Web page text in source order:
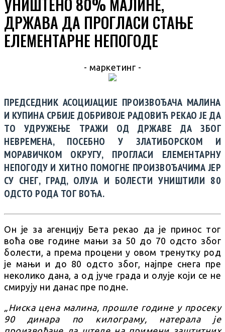
ДРЖАВА ДА ПРОГЛАСИ СТАЊЕ
ЕЛЕМЕНТАРНЕ НЕПОГОДЕ
- маркетинг -
ПРЕДСЕДНИК АСОЦИЈАЦИЈЕ ПРОИЗВОЂАЧА МАЛИНА
И КУПИНА СРБИЈЕ ДОБРИВОЈЕ РАДОВИЋ РЕКАО ЈЕ ДА
ТО УДРУЖЕЊЕ ТРАЖИ ОД ДРЖАВЕ ДА ЗБОГ
НЕВРЕМЕНА, ПОСЕБНО У ЗЛАТИБОРСКОМ И
МОРАВИЧКОМ ОКРУГУ, ПРОГЛАСИ ЕЛЕМЕНТАРНУ
НЕПОГОДУ И ХИТНО ПОМОГНЕ ПРОИЗВОЂАЧИМА ЈЕР
СУ СНЕГ, ГРАД, ОЛУЈА И БОЛЕСТИ УНИШТИЛИ 80
ОДСТО РОДА ТОГ ВОЋА.
Он је за агенцију Бета рекао да је принос тог
воћа ове године мањи за 50 до 70 одсто због
болести, а према процени у овом тренутку род
је мањи и до 80 одсто због, најпре снега пре
неколико дана, а од јуче града и олује који се не
смирују ни данас пре подне.
„Ниска цена малина, прошле године у просеку
90 динара по килограму, натерала је